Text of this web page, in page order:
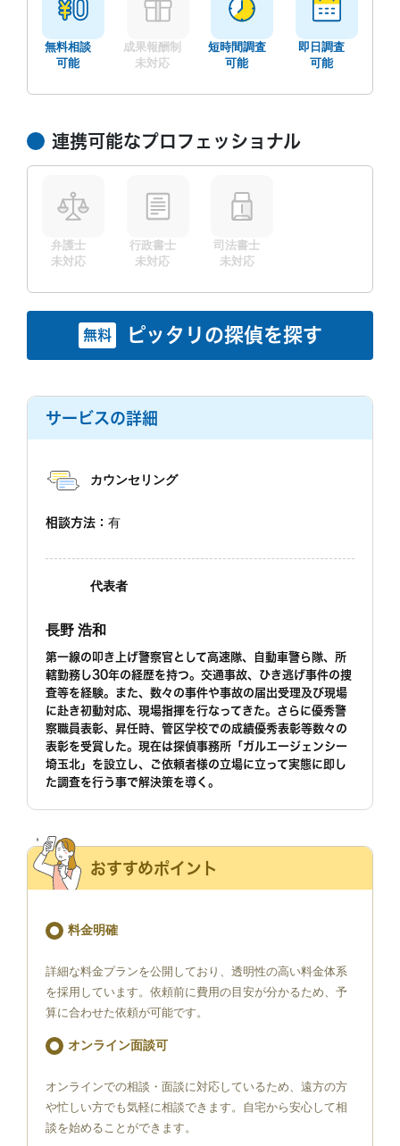
無料相談
可能
成果報酬制
未対応
短時間調査
可能
即日調査
可能
連携可能なプロフェッショナル
弁護士
未対応
行政書士
未対応
司法書士
未対応
無料 ピッタリの探偵を探す
サービスの詳細
カウンセリング
相談方法： 有
代表者
長野 浩和
第一線の叩き上げ警察官として高速隊、自動車警ら隊、所
轄勤務し30年の経歴を持つ。交通事故、ひき逃げ事件の捜
査等を経験。また、数々の事件や事故の届出受理及び現場
に赴き初動対応、現場指揮を行なってきた。さらに優秀警
察職員表彰、昇任時、管区学校での成績優秀表彰等数々の
表彰を受賞した。現在は探偵事務所「ガルエージェンシー
埼玉北」を設立し、ご依頼者様の立場に立って実態に即し
た調査を行う事で解決策を導く。
おすすめポイント
料金明確
詳細な料金プランを公開しており、透明性の高い料金体系
を採用しています。依頼前に費用の目安が分かるため、予
算に合わせた依頼が可能です。
オンライン面談可
オンラインでの相談・面談に対応しているため、遠方の方
や忙しい方でも気軽に相談できます。自宅から安心して相
談を始めることができます。